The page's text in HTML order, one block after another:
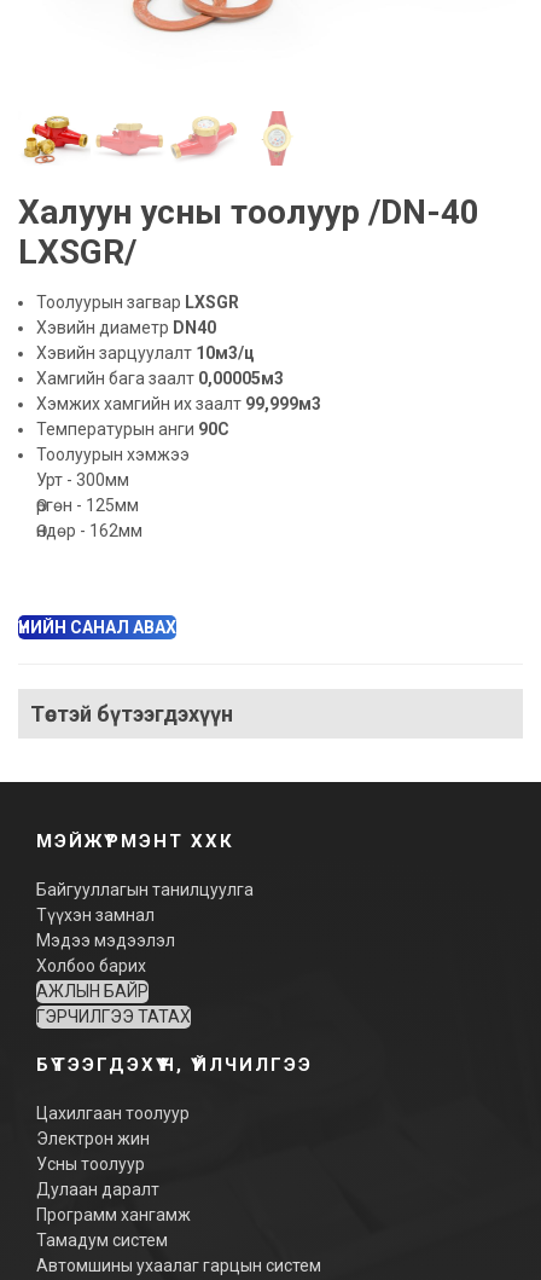
Халуун усны тоолуур /DN-40
LXSGR/
Тоолуурын загвар LXSGR
Хэвийн диаметр DN40
Хэвийн зарцуулалт 10м3/ц
Хамгийн бага заалт 0,00005м3
Хэмжих хамгийн их заалт 99,999м3
Температурын анги 90С
Тоолуурын хэмжээ
Урт - 300мм
Өргөн - 125мм
Өндөр - 162мм
ҮНИЙН САНАЛ АВАХ
Төстэй бүтээгдэхүүн
МЭЙЖҮРМЭНТ ХХК
Байгууллагын танилцуулга
Түүхэн замнал
Мэдээ мэдээлэл
Холбоо барих
АЖЛЫН БАЙР
ГЭРЧИЛГЭЭ ТАТАХ
БҮТЭЭГДЭХҮҮН, ҮЙЛЧИЛГЭЭ
Цахилгаан тоолуур
Электрон жин
Усны тоолуур
Дулаан даралт
Программ хангамж
Тамадум систем
Автомшины ухаалаг гарцын систем